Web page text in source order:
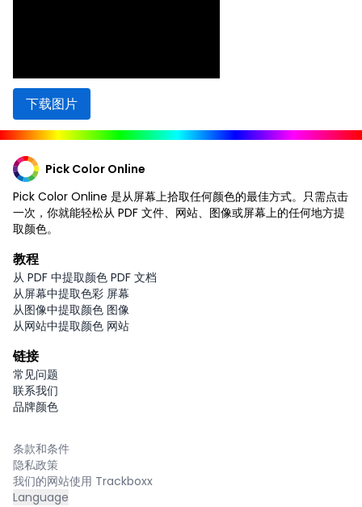
下载图片
Pick Color Online
Pick Color Online 是从屏幕上拾取任何颜色的最佳方式。只需点击
一次，你就能轻松从 PDF 文件、网站、图像或屏幕上的任何地方提
取颜色。
教程
从 PDF 中提取颜色 PDF 文档
从屏幕中提取色彩 屏幕
从图像中提取颜色 图像
从网站中提取颜色 网站
链接
常见问题
联系我们
品牌颜色
条款和条件
隐私政策
我们的网站使用 Trackboxx
Language